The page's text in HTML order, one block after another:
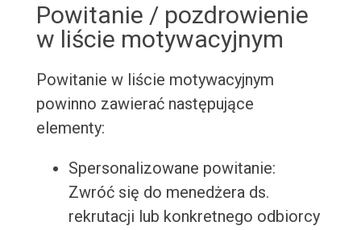
Powitanie / pozdrowienie
w liście motywacyjnym
Powitanie w liście motywacyjnym
powinno zawierać następujące
elementy:
Spersonalizowane powitanie:
Zwróć się do menedżera ds.
rekrutacji lub konkretnego odbiorcy